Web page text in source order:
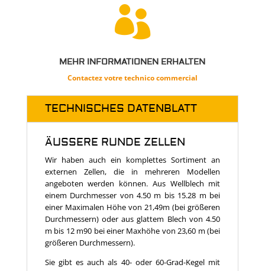

MEHR INFORMATIONEN ERHALTEN
Contactez votre technico commercial
TECHNISCHES DATENBLATT
ÄUSSERE RUNDE ZELLEN
Wir haben auch ein komplettes Sortiment an
externen Zellen, die in mehreren Modellen
angeboten werden können. Aus Wellblech mit
einem Durchmesser von 4.50 m bis 15.28 m bei
einer Maximalen Höhe von 21,49m (bei größeren
Durchmessern) oder aus glattem Blech von 4.50
m bis 12 m90 bei einer Maxhöhe von 23,60 m (bei
größeren Durchmessern).
Sie gibt es auch als 40- oder 60-Grad-Kegel mit